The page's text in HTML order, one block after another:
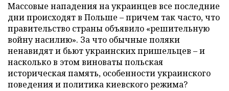
Массовые нападения на украинцев все последние
дни происходят в Польше – причем так часто, что
правительство страны объявило «решительную
войну насилию». За что обычные поляки
ненавидят и бьют украинских пришельцев – и
насколько в этом виноваты польская
историческая память, особенности украинского
поведения и политика киевского режима?